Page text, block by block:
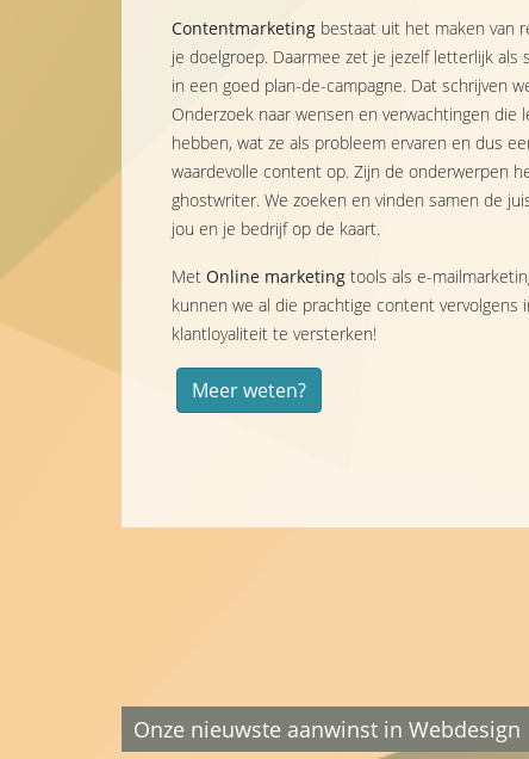
Contentmarketing bestaat uit het maken van
je doelgroep. Daarmee zet je jezelf letterlijk
in een goed plan-de-campagne. Dat schrijven
Onderzoek naar wensen en verwachtingen die
hebben, wat ze als probleem ervaren en dus
waardevolle content op. Zijn de onderwerpen
ghostwriter. We zoeken en vinden samen de
jou en je bedrijf op de kaart.
Met Online marketing tools als e-
kunnen we al die prachtige content
klantloyaliteit te versterken!
Meer weten?
Onze nieuwste aanwinst in Webdesign